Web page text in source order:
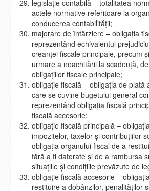
legislaţie contabilă – totalitatea
actele normative referitoare la
conducerea contabilităţii;
majorare de întârziere – obligaţia
reprezentând echivalentul
creanţei fiscale principale, precum
urmare a neachitării la scadenţă,
obligaţiilor fiscale principale;
obligaţie fiscală – obligaţia de plată
care se cuvine bugetului general
reprezentând obligaţia fiscală
fiscală accesorie;
obligaţie fiscală principală –
impozitelor, taxelor şi contribuţiilor
obligaţia organului fiscal de a
fără a fi datorate şi de a rambursa
situaţiile şi condiţiile prevăzute de
obligaţie fiscală accesorie –
restituire a dobânzilor, penalităţilor